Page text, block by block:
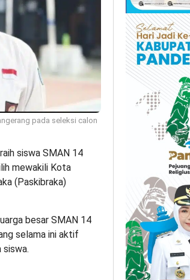
pada seleksi calon
siswa SMAN 14
mewakili Kota
(Paskibraka)
besar SMAN 14
selama ini aktif
siswa.